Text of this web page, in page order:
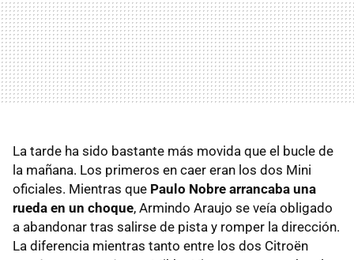
La tarde ha sido bastante más movida que el bucle de
la mañana. Los primeros en caer eran los dos Mini
oficiales. Mientras que Paulo Nobre arrancaba una
rueda en un choque, Armindo Araujo se veía obligado
a abandonar tras salirse de pista y romper la dirección.
La diferencia mientras tanto entre los dos Citroën